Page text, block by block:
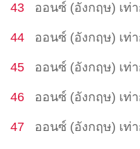
43 ออนซ์ (อังกฤษ) เท่
44 ออนซ์ (อังกฤษ) เท่
45 ออนซ์ (อังกฤษ) เท่
46 ออนซ์ (อังกฤษ) เท่
47 ออนซ์ (อังกฤษ) เท่